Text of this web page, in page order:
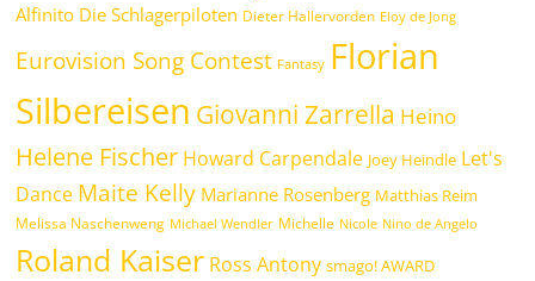
Alfinito Die Schlagerpiloten Dieter Hallervorden Eloy de Jong
Eurovision Song Contest Fantasy Florian
Silbereisen Giovanni Zarrella Heino
Helene Fischer Howard Carpendale Joey Heindle Let's
Dance Maite Kelly Marianne Rosenberg Matthias Reim
Melissa Naschenweng Michael Wendler Michelle Nicole Nino de Angelo
Roland Kaiser Ross Antony smago! AWARD